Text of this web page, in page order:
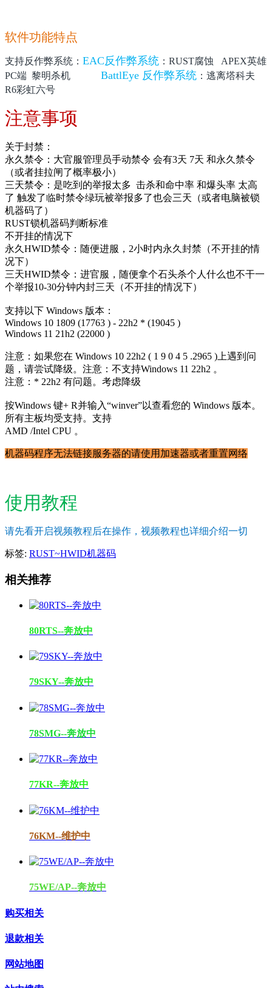
软件功能特点
支持反作弊系统： EAC反作弊系统 ：RUST腐蚀 APEX英雄
PC端 黎明杀机
BattlEye 反作弊系统 ：逃离塔科夫
R6彩虹六号
注意事项
关于封禁：
永久禁令：大官服管理员手动禁令 会有3天 7天 和永久禁令
（或者挂拉闸了概率极小）
三天禁令：是吃到的举报太多 击杀和命中率 和爆头率 太高
了 触发了临时禁令绿玩被举报多了也会三天（或者电脑被锁
机器码了）
RUST锁机器码判断标准
不开挂的情况下
永久HWID禁令：随便进服，2小时内永久封禁（不开挂的情
况下）
三天HWID禁令：进官服，随便拿个石头杀个人什么也不干一
个举报10-30分钟内封三天（不开挂的情况下）
支持以下 Windows 版本：
Windows 10 1809 (17763 ) - 22h2 * (19045 )
Windows 11 21h2 (22000 )
注意：如果您在 Windows 10 22h2 ( 1 9 0 4 5 .2965 )上遇到问
题，请尝试降级。注意：不支持Windows 11 22h2 。
注意：* 22h2 有问题。考虑降级
按Windows 键+ R并输入“winver”以查看您的 Windows 版本。
所有主板均受支持。支持
AMD /Intel CPU 。
机器码程序无法链接服务器的请使用加速器或者重置网络
使用教程
请先看开启视频教程后在操作，视频教程也详细介绍一切
标签: RUST~HWID机器码
相关推荐
80RTS--奔放中
79SKY--奔放中
78SMG--奔放中
77KR--奔放中
76KM--维护中
75WE/AP--奔放中
购买相关
退款相关
网站地图